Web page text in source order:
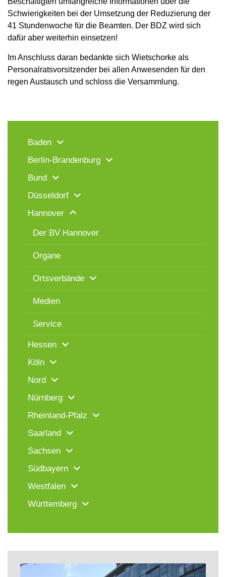
Schwierigkeiten bei der Umsetzung der Reduzierung der
41 Stundenwoche für die Beamten. Der BDZ wird sich
dafür aber weiterhin einsetzen!
Im Anschluss daran bedankte sich Wietschorke als
Personalratsvorsitzender bei allen Anwesenden für den
regen Austausch und schloss die Versammlung.
Baden
Berlin-Brandenburg
Bund
Düsseldorf
Hannover
Der BV Hannover
Organe
Ortsverbände
Medien
Service
Hessen
Köln
Nord
Nürnberg
Rheinland-Pfalz
Saarland
Sachsen
Südbayern
Westfalen
Württemberg